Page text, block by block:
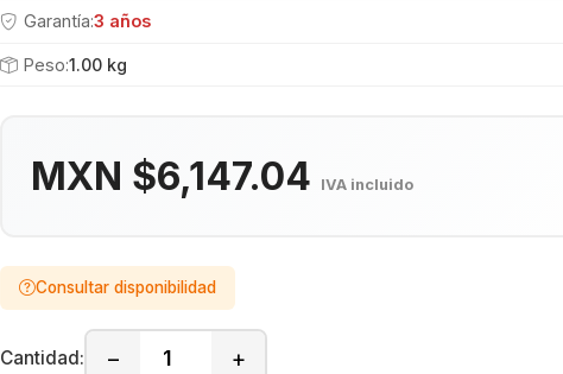
Garantía:3 años
Peso:1.00 kg
MXN $6,147.04 IVA incluido
Consultar disponibilidad
Cantidad: − +